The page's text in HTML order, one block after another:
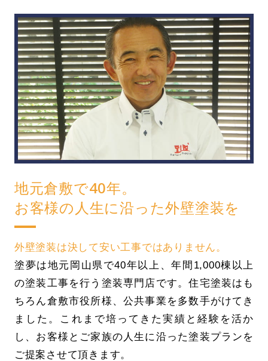
地元倉敷で40年。
お客様の人生に沿った外壁塗装を
外壁塗装は決して安い工事ではありません。
塗夢は地元岡山県で40年以上、年間1,000棟以上
の塗装工事を行う塗装専門店です。住宅塗装はも
ちろん倉敷市役所様、公共事業を多数手がけてき
ました。これまで培ってきた実績と経験を活か
し、お客様とご家族の人生に沿った塗装プランを
ご提案させて頂きます。